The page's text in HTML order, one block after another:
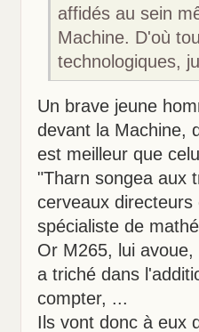
affidés au sein
Machine. D'où
technologiques,
Un brave jeune
devant la Machine,
est meilleur que
"Tharn songea aux
cerveaux
spécialiste de
Or M265, lui
a triché dans
compter, ...
Ils vont donc à eux